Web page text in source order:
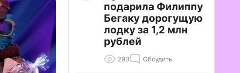
подарила Филиппу
Бегаку дорогущую
лодку за 1,2 млн
рублей
293 Обсудить